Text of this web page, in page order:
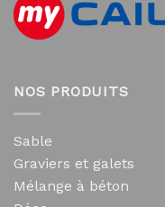
NOS PRODUITS
Sable
Graviers et galets
Mélange à béton